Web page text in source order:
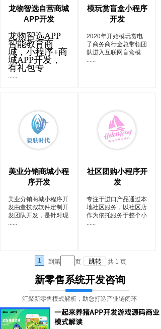
龙物智选自营商城
APP开发
龙物智选APP
智能教育商
城，小程序+商
城APP开发，
有礼包专
......
模玩赏盲盒小程序
开发
2020年开始模玩赏电
子商务商行金总带领团
队进入互联网盲盒模
......
美业分销商城小程
序开发
美业分销商城小程序开
发由董技叔软件定制开
发团队开发，是针对现
......
社区团购小程序开
发
专注于进口产品通过本
地社区服务，以社区店
作为依托服务于整个小
......
1 到第 页 共 1 页
新零售系统开发咨询
汇聚新零售模式解析，助您打造产业链闭环
一起来养猪APP开发游戏源码商业
模式解读